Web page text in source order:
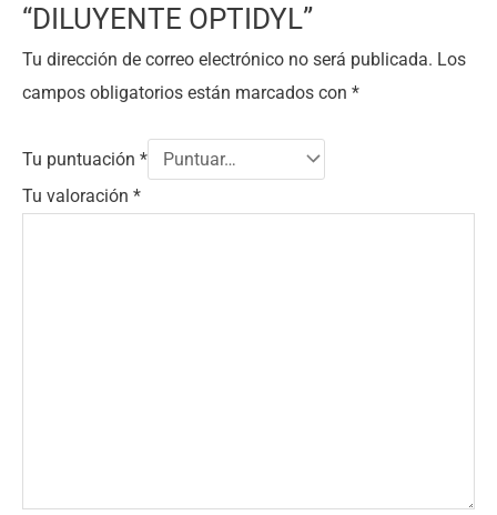
“DILUYENTE OPTIDYL”
Tu dirección de correo electrónico no será publicada. Los
campos obligatorios están marcados con *
Tu puntuación *
Tu valoración *